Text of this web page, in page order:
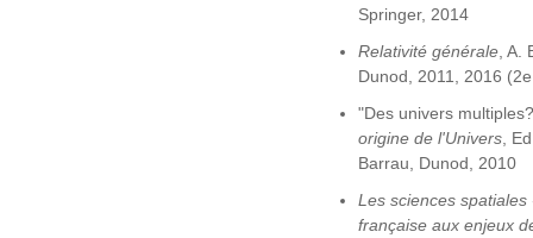
Springer, 2014
Relativité générale ,
Dunod, 2011, 2016
"Des univers
origine de l'Univers ,
Barrau, Dunod, 2010
Les sciences
française aux enjeux